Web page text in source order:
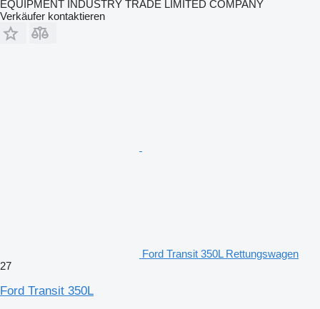
EQUIPMENT INDUSTRY TRADE LIMITED COMPANY
Verkäufer kontaktieren
Ford Transit 350L Rettungswagen
27
Ford Transit 350L